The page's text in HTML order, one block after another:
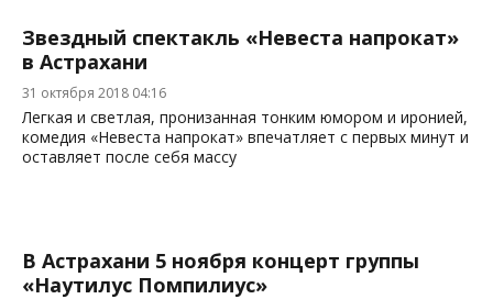
Звездный спектакль «Невеста напрокат»
в Астрахани
31 октября 2018 04:16
Легкая и светлая, пронизанная тонким юмором и иронией,
комедия «Невеста напрокат» впечатляет с первых минут и
оставляет после себя массу
В Астрахани 5 ноября концерт группы
«Наутилус Помпилиус»